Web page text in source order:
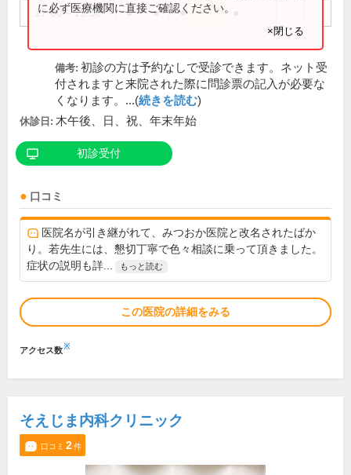
17:00～19:00 ● ● ●
に必ず医療機関に直接ご確認ください。
×閉じる
備考: 初診の方は予約なしで受診できます。ネット受
付されますと来院された際に問診票の記入が必要な
くなります。...(続きを読む)
休診日: 木午後、日、祝、年末年始
初診受付
口コミ
医院名が引き継がれて、みつおか医院と改名されたばか
り。若先生には、懇切丁寧で色々相談に乗って頂きました。
症状の説明も詳...
もっと読む
この医院の詳細をみる
アクセス数※
そえじま内科クリニック
口コミ 2件